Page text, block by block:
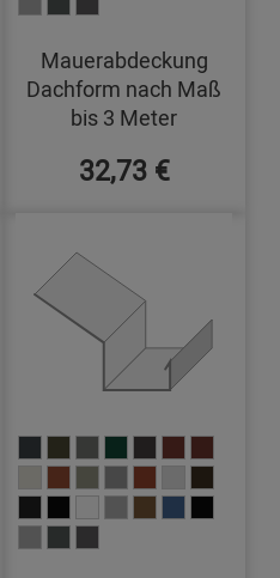
Mauerabdeckung
Dachform nach Maß
bis 3 Meter
32,73 €